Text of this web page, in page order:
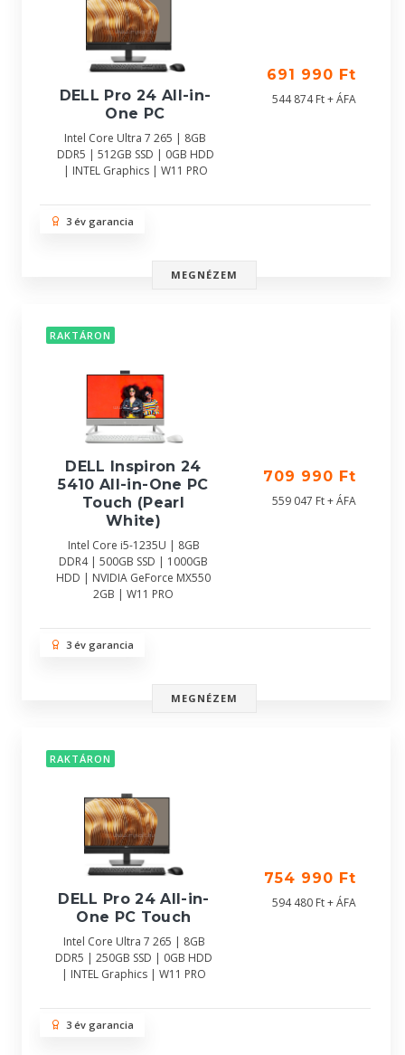
DELL Pro 24 All-in-
One PC
Intel Core Ultra 7 265 | 8GB
DDR5 | 512GB SSD | 0GB HDD
| INTEL Graphics | W11 PRO
691 990 Ft
544 874 Ft + ÁFA
3 év garancia
MEGNÉZEM
RAKTÁRON
DELL Inspiron 24
5410 All-in-One PC
Touch (Pearl
White)
Intel Core i5-1235U | 8GB
DDR4 | 500GB SSD | 1000GB
HDD | NVIDIA GeForce MX550
2GB | W11 PRO
709 990 Ft
559 047 Ft + ÁFA
3 év garancia
MEGNÉZEM
RAKTÁRON
DELL Pro 24 All-in-
One PC Touch
Intel Core Ultra 7 265 | 8GB
DDR5 | 250GB SSD | 0GB HDD
| INTEL Graphics | W11 PRO
754 990 Ft
594 480 Ft + ÁFA
3 év garancia